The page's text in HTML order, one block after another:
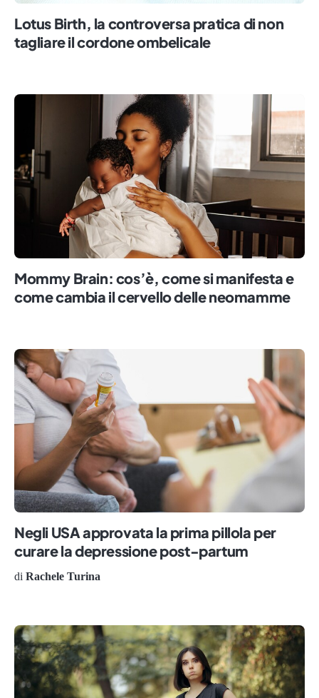
Lotus Birth, la controversa pratica di non
tagliare il cordone ombelicale
Mommy Brain: cos’è, come si manifesta e
come cambia il cervello delle neomamme
Negli USA approvata la prima pillola per
curare la depressione post-partum
di Rachele Turina